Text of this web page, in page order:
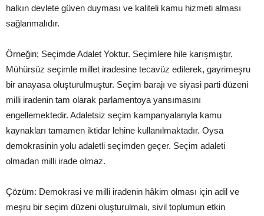
halkın devlete güven duyması ve kaliteli kamu hizmeti alması
sağlanmalıdır.
Örneğin; Seçimde Adalet Yoktur. Seçimlere hile karışmıştır.
Mühürsüz seçimle millet iradesine tecavüz edilerek, gayrimeşru
bir anayasa oluşturulmuştur. Seçim barajı ve siyasi parti düzeni
milli iradenin tam olarak parlamentoya yansımasını
engellemektedir. Adaletsiz seçim kampanyalarıyla kamu
kaynakları tamamen iktidar lehine kullanılmaktadır. Oysa
demokrasinin yolu adaletli seçimden geçer. Seçim adaleti
olmadan milli irade olmaz.
Çözüm: Demokrasi ve milli iradenin hâkim olması için adil ve
meşru bir seçim düzeni oluşturulmalı, sivil toplumun etkin